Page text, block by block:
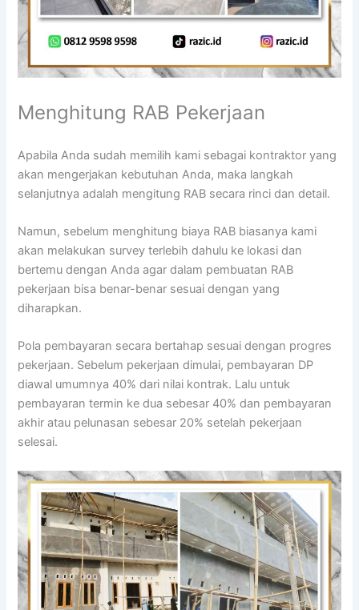
Menghitung RAB Pekerjaan
Apabila Anda sudah memilih kami sebagai kontraktor yang
akan mengerjakan kebutuhan Anda, maka langkah
selanjutnya adalah mengitung RAB secara rinci dan detail.
Namun, sebelum menghitung biaya RAB biasanya kami
akan melakukan survey terlebih dahulu ke lokasi dan
bertemu dengan Anda agar dalam pembuatan RAB
pekerjaan bisa benar-benar sesuai dengan yang
diharapkan.
Pola pembayaran secara bertahap sesuai dengan progres
pekerjaan. Sebelum pekerjaan dimulai, pembayaran DP
diawal umumnya 40% dari nilai kontrak. Lalu untuk
pembayaran termin ke dua sebesar 40% dan pembayaran
akhir atau pelunasan sebesar 20% setelah pekerjaan
selesai.